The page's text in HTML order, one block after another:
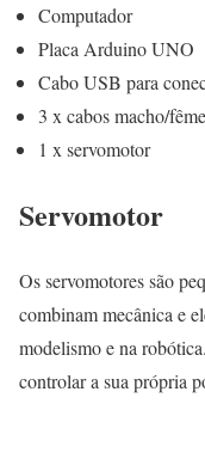
Computador
Placa Arduino UNO
Cabo USB para
3 x cabos macho/
1 x servomotor
Servomotor
Os servomotores são
combinam mecânica e
modelismo e na
controlar a sua própria